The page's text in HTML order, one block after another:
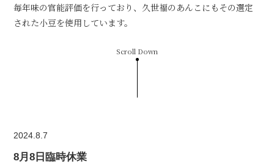
毎年味の官能評価を行っており、久世福のあんこにもその選定
された小豆を使用しています。
Scroll Down
2024.8.7
8月8日臨時休業